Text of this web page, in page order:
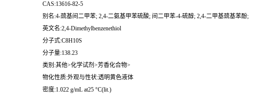
CAS:13616-82-5
别名:4-巯基间二甲苯; 2,4-二氨基甲苯硫酸; 间二甲苯-4-硫醇; 2,4-二甲基巯基苯酚;
英文名:2,4-Dimethylbenzenethiol
分子式:C8H10S
分子量:138.23
类别:其他>化学试剂>芳香化合物>
物化性质:外观与性状:透明黄色液体
密度:1.022 g/mL at25 °C(lit.)